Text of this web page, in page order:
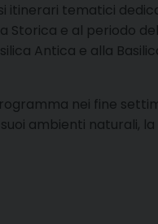
itinerari tematici
Storica e al periodo
Antica e alla
nei fine
ambienti naturali,